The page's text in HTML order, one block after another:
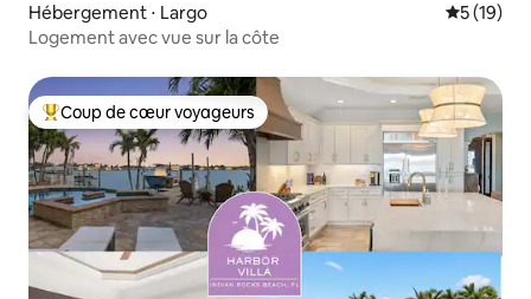
Hébergement ⋅ Largo
5 (19)
Logement avec vue sur la côte
Coups de cœur voyageurs les plus appréciés
Coup de cœur voyageurs